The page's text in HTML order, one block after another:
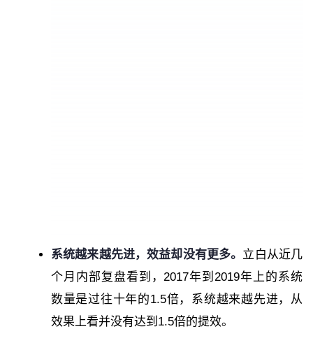
系统越来越先进，效益却没有更多。 立白从近几
个月内部复盘看到，2017年到2019年上的系统
数量是过往十年的1.5倍，系统越来越先进，从
效果上看并没有达到1.5倍的提效。